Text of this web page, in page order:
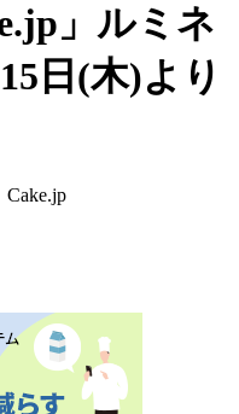
」ルミネ
日(木)より